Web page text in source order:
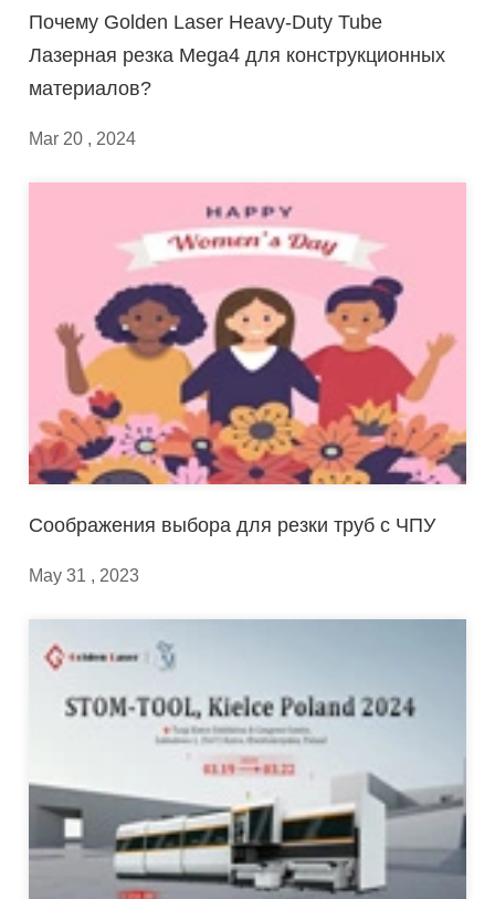
Почему Golden Laser Heavy-Duty Tube
Лазерная резка Mega4 для конструкционных
материалов?
Mar 20 , 2024
Соображения выбора для резки труб с ЧПУ
May 31 , 2023